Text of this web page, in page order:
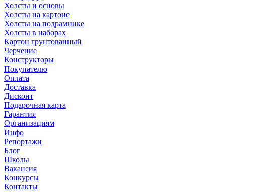
Холсты и основы
Холсты на картоне
Холсты на подрамнике
Холсты в наборах
Картон грунтованный
Черчение
Конструкторы
Покупателю
Оплата
Доставка
Дисконт
Подарочная карта
Гарантия
Организациям
Инфо
Репортажи
Блог
Школы
Вакансия
Конкурсы
Контакты